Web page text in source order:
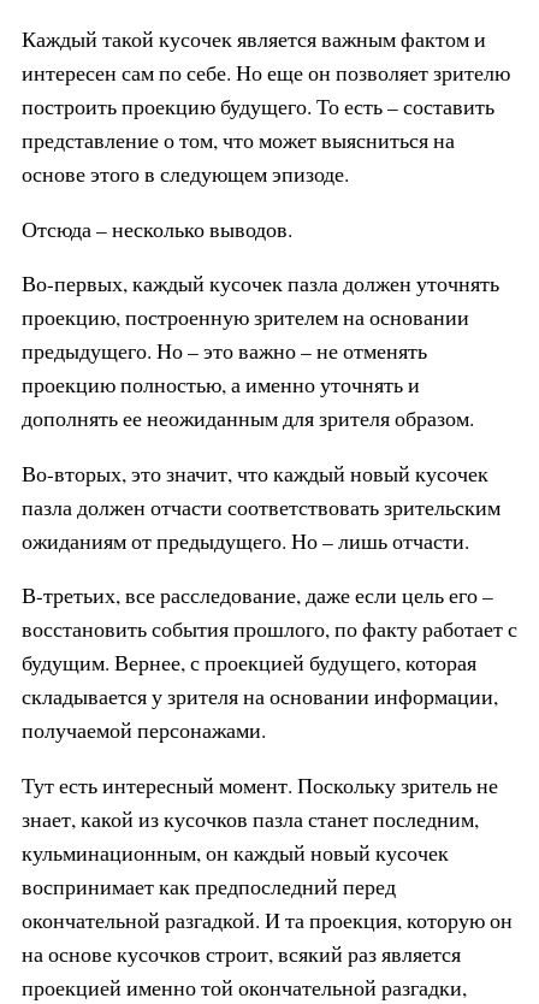
Каждый такой кусочек является важным фактом и
интересен сам по себе. Но еще он позволяет зрителю
построить проекцию будущего. То есть – составить
представление о том, что может выясниться на
основе этого в следующем эпизоде.
Отсюда – несколько выводов.
Во-первых, каждый кусочек пазла должен уточнять
проекцию, построенную зрителем на основании
предыдущего. Но – это важно – не отменять
проекцию полностью, а именно уточнять и
дополнять ее неожиданным для зрителя образом.
Во-вторых, это значит, что каждый новый кусочек
пазла должен отчасти соответствовать зрительским
ожиданиям от предыдущего. Но – лишь отчасти.
В-третьих, все расследование, даже если цель его –
восстановить события прошлого, по факту работает с
будущим. Вернее, с проекцией будущего, которая
складывается у зрителя на основании информации,
получаемой персонажами.
Тут есть интересный момент. Поскольку зритель не
знает, какой из кусочков пазла станет последним,
кульминационным, он каждый новый кусочек
воспринимает как предпоследний перед
окончательной разгадкой. И та проекция, которую он
на основе кусочков строит, всякий раз является
проекцией именно той окончательной разгадки,